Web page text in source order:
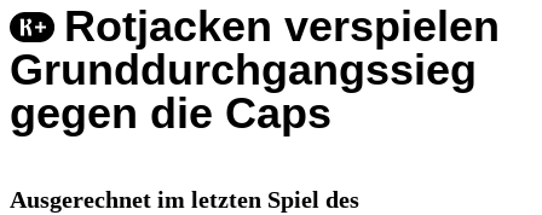
Rotjacken verspielen
Grunddurchgangssieg
gegen die Caps
Ausgerechnet im letzten Spiel des